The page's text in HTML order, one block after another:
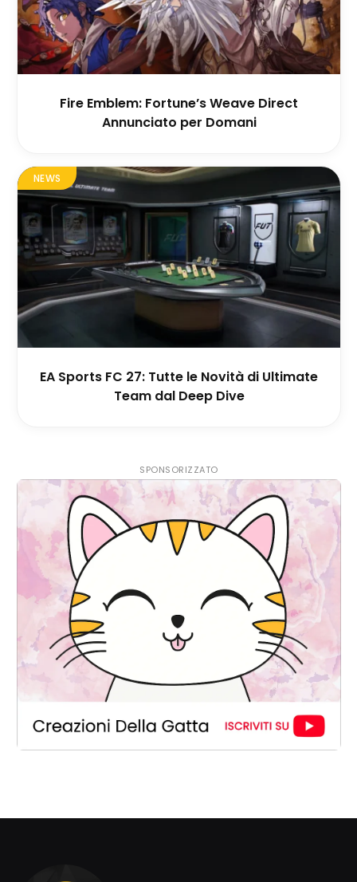
Fire Emblem: Fortune’s Weave Direct
Annunciato per Domani
NEWS
EA Sports FC 27: Tutte le Novità di Ultimate
Team dal Deep Dive
SPONSORIZZATO